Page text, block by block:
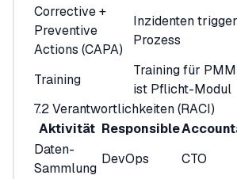
Corrective +
Preventive
Actions (CAPA)
Inzidenten
Prozess
Training
Training für
ist Pflicht-Modul
7.2 Verantwortlichkeiten (RACI)
Aktivität Responsible
Daten-
Sammlung
DevOps CTO